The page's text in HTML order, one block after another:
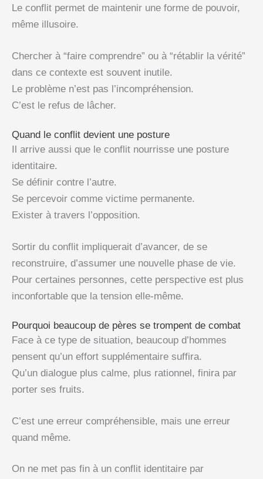
Le conflit permet de maintenir une forme de pouvoir,
même illusoire.
Chercher à “faire comprendre” ou à “rétablir la vérité”
dans ce contexte est souvent inutile.
Le problème n’est pas l’incompréhension.
C’est le refus de lâcher.
Quand le conflit devient une posture
Il arrive aussi que le conflit nourrisse une posture
identitaire.
Se définir contre l’autre.
Se percevoir comme victime permanente.
Exister à travers l’opposition.
Sortir du conflit impliquerait d’avancer, de se
reconstruire, d’assumer une nouvelle phase de vie.
Pour certaines personnes, cette perspective est plus
inconfortable que la tension elle-même.
Pourquoi beaucoup de pères se trompent de combat
Face à ce type de situation, beaucoup d’hommes
pensent qu’un effort supplémentaire suffira.
Qu’un dialogue plus calme, plus rationnel, finira par
porter ses fruits.
C’est une erreur compréhensible, mais une erreur
quand même.
On ne met pas fin à un conflit identitaire par